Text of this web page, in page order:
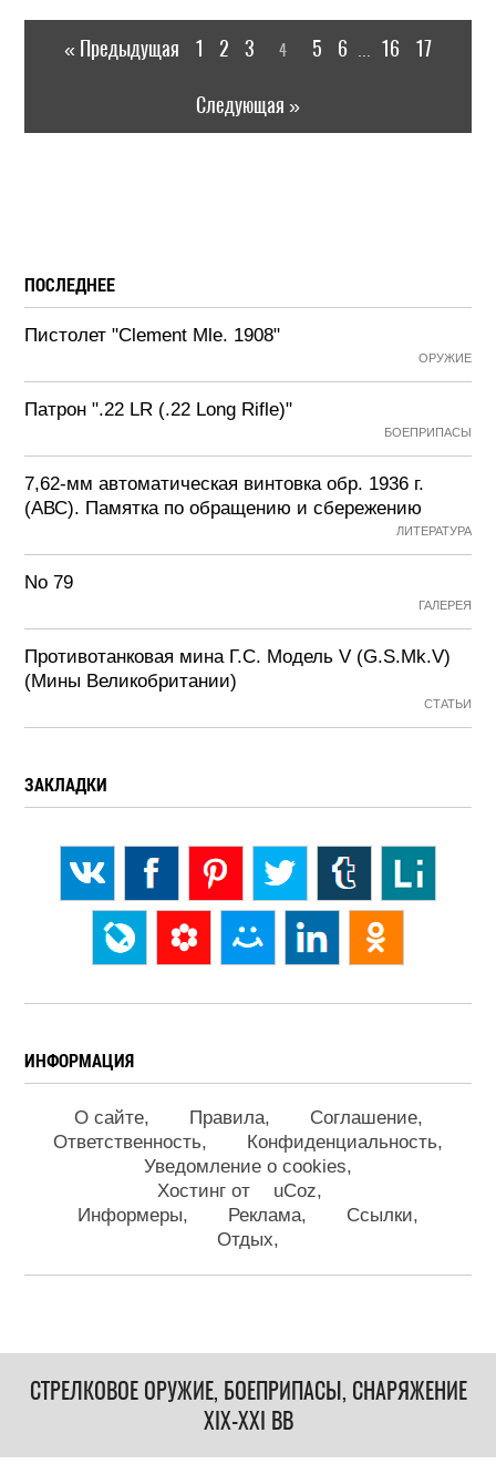
« Предыдущая 1 2 3 4 5 6 16 17
Следующая »
ПОСЛЕДНЕЕ
Пистолет "Clement Mle. 1908"
ОРУЖИЕ
Патрон ".22 LR (.22 Long Rifle)"
БОЕПРИПАСЫ
7,62-мм автоматическая винтовка обр. 1936 г.
(АВС). Памятка по обращению и сбережению
ЛИТЕРАТУРА
No 79
ГАЛЕРЕЯ
Противотанковая мина Г.С. Модель V (G.S.Mk.V)
(Мины Великобритании)
СТАТЬИ
ЗАКЛАДКИ
ИНФОРМАЦИЯ
О сайте Правила
Соглашение
Ответственность
Конфиденциальность
Уведомление о cookies
Хостинг от
uCoz
Информеры
Реклама
Ссылки
Отдых
СТРЕЛКОВОЕ ОРУЖИЕ, БОЕПРИПАСЫ, СНАРЯЖЕНИЕ
XIX-XXI ВВ